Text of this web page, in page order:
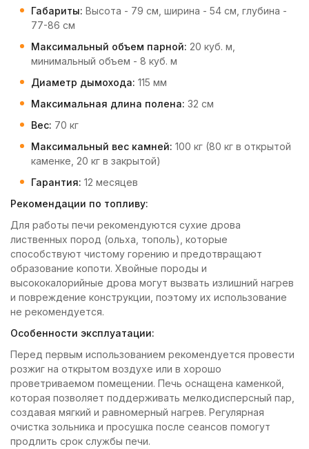
Габариты: Высота - 79 см, ширина - 54 см, глубина -
77-86 см
Максимальный объем парной: 20 куб. м,
минимальный объем - 8 куб. м
Диаметр дымохода: 115 мм
Максимальная длина полена: 32 см
Вес: 70 кг
Максимальный вес камней: 100 кг (80 кг в открытой
каменке, 20 кг в закрытой)
Гарантия: 12 месяцев
Рекомендации по топливу:
Для работы печи рекомендуются сухие дрова
лиственных пород (ольха, тополь), которые
способствуют чистому горению и предотвращают
образование копоти. Хвойные породы и
высококалорийные дрова могут вызвать излишний нагрев
и повреждение конструкции, поэтому их использование
не рекомендуется.
Особенности эксплуатации:
Перед первым использованием рекомендуется провести
розжиг на открытом воздухе или в хорошо
проветриваемом помещении. Печь оснащена каменкой,
которая позволяет поддерживать мелкодисперсный пар,
создавая мягкий и равномерный нагрев. Регулярная
очистка зольника и просушка после сеансов помогут
продлить срок службы печи.